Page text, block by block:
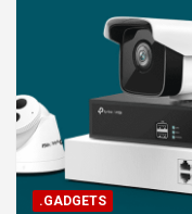
.GADGETS